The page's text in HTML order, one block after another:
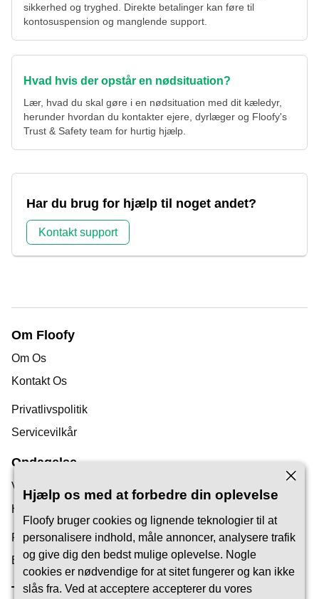
sikkerhed og tryghed. Direkte betalinger kan føre til
kontosuspension og manglende support.
Hvad hvis der opstår en nødsituation?
Lær, hvad du skal gøre i en nødsituation med dit kæledyr,
herunder hvordan du kontakter ejere, dyrlæger og Floofy's
Trust & Safety team for hurtig hjælp.
Har du brug for hjælp til noget andet?
Kontakt support
Om Floofy
Om Os
Kontakt Os
Privatlivspolitik
Servicevilkår
Opdagelse
Vores Blog
Hjælpecenter
Find en Kæledyrspasser
Bliv Pet Carer
Tillid & Sikkerhed
Hjælp os med at forbedre din oplevelse
Floofy bruger cookies og lignende teknologier til at
personalisere indhold, måle annoncer, analysere trafik
og give dig den bedst mulige oplevelse. Nogle
cookies er nødvendige for at sitet fungerer og kan ikke
slås fra. Ved at acceptere accepterer du vores